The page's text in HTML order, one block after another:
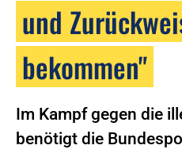
und
bekommen"
Im Kampf gegen die
benötigt die